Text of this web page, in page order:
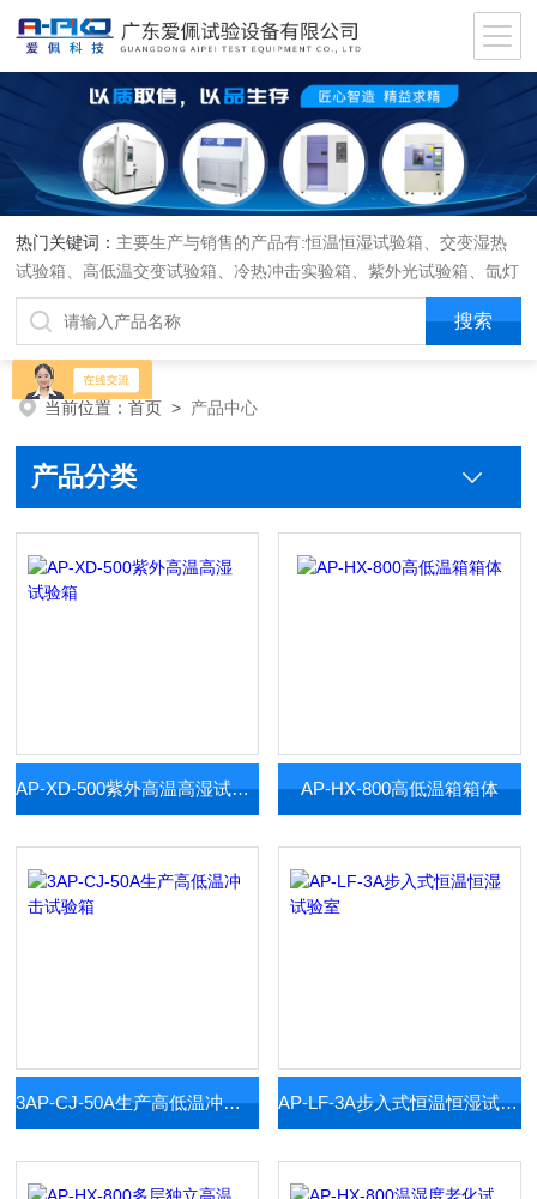
热门关键词： 主要生产与销售的产品有:恒温恒湿试验箱、交变湿热
试验箱、高低温交变试验箱、冷热冲击实验箱、紫外光试验箱、氙灯
老化箱、恒温恒湿实验室、沙尘试验箱、淋雨试验箱、盐水喷雾试验
箱、各种振动试验台、拉力试验机、蒸汽老化试验机、跌落试验机、
插拔力试验机、按健寿命试验机、纸带耐磨擦试验机、工业烘烤箱
当前位置：首页 > 产品中心
产品分类
AP-XD-500紫外高温高湿试验箱 AP-HX-800高低温箱箱体
3AP-CJ-50A生产高低温冲击试验箱 AP-LF-3A步入式恒温恒湿试验室